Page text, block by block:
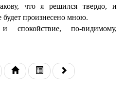
что я решился твердо, и
будет произнесено мною.
по-видимому,